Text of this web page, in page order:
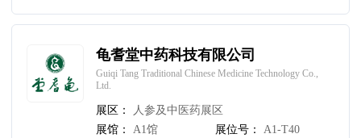
龟耆堂中药科技有限公司
Guiqi Tang Traditional Chinese Medicine Technology Co.,
Ltd.
展区：
人参及中医药展区
展馆：
A1馆 展位号：
A1-T40